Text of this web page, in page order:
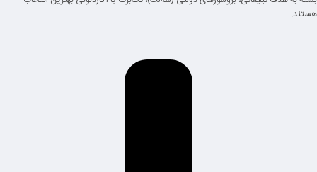
هستند.